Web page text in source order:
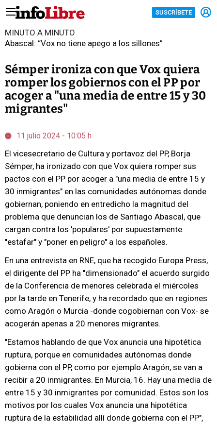
SUSCRÍBETE
MINUTO A MINUTO
Abascal: “Vox no tiene apego a los sillones”
Sémper ironiza con que Vox quiera
romper los gobiernos con el PP por
acoger a "una media de entre 15 y 30
migrantes"
11 julio 2024 - 10:05 h
El vicesecretario de Cultura y portavoz del PP, Borja
Sémper, ha ironizado con que Vox quiera romper sus
pactos con el PP por acoger a "una media de entre 15 y
30 inmigrantes" en las comunidades autónomas donde
gobiernan, poniendo en entredicho la magnitud del
problema que denuncian los de Santiago Abascal, que
cargan contra los 'populares' por supuestamente
"estafar" y "poner en peligro" a los españoles.
En una entrevista en RNE, que ha recogido Europa Press,
el dirigente del PP ha "dimensionado" el acuerdo surgido
de la Conferencia de menores celebrada el miércoles
por la tarde en Tenerife, y ha recordado que en regiones
como Aragón o Murcia -donde cogobiernan con Vox- se
acogerán apenas a 20 menores migrantes.
"Estamos hablando de que Vox anuncia una hipotética
ruptura, porque en comunidades autónomas donde
gobierna con el PP, como por ejemplo Aragón, se van a
recibir a 20 inmigrantes. En Murcia, 16. Hay una media de
entre 15 y 30 inmigrantes por comunidad. Estos son los
motivos por los cuales Vox anuncia una hipotética
ruptura de la estabilidad allí donde gobierna con el PP",